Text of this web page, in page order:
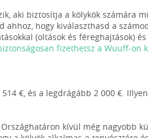
aki biztosítja a kölykök számára
hogy kiválaszthasd a
(oltások és féreghajtások)
fizethetsz a Wuuff-on
€, és a legdrágább 2 000 €.
kívül még nagyobb